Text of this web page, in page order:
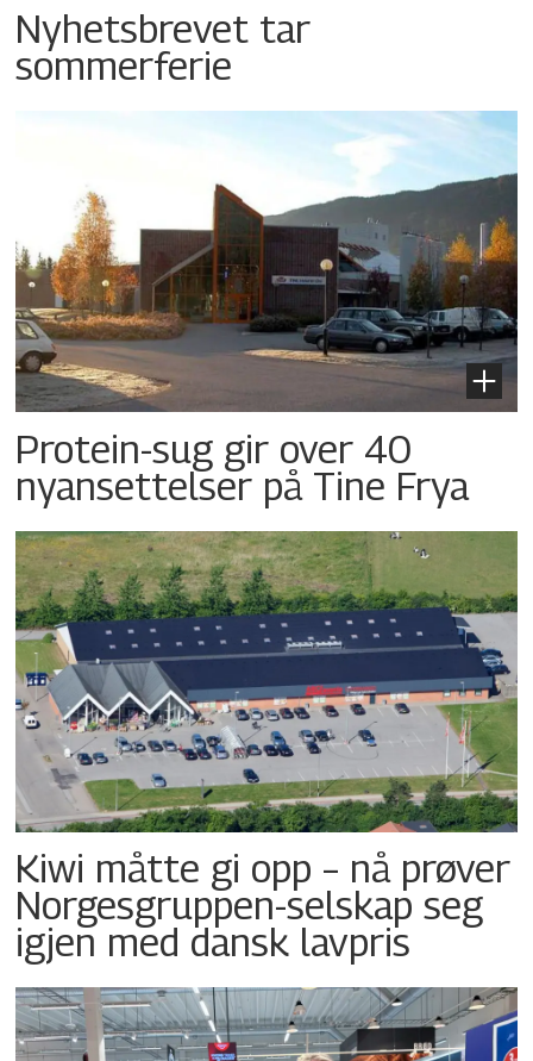
Nyhetsbrevet tar
sommerferie
Protein-sug gir over 40
nyansettelser på Tine Frya
Kiwi måtte gi opp – nå prøver
Norgesgruppen-selskap seg
igjen med dansk lavpris